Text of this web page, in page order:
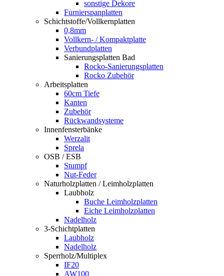
sonstige Dekore
Furnierspanplatten
Schichtstoffe/Vollkernplatten
0,8mm
Vollkern- / Kompaktplatte
Verbundplatten
Sanierungsplatten Bad
Rocko-Sanierungsplatten
Rocko Zubehör
Arbeitsplatten
60cm Tiefe
Kanten
Zubehör
Rückwandsysteme
Innenfensterbänke
Werzalit
Sprela
OSB / ESB
Stumpf
Nut-Feder
Naturholzplatten / Leimholzplatten
Laubholz
Buche Leimholzplatten
Eiche Leimholzplatten
Nadelholz
3-Schichtplatten
Laubholz
Nadelholz
Sperrholz/Multiplex
IF20
AW100